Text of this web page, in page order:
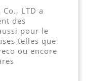
LTD a
des
pour le
telles que
ou encore